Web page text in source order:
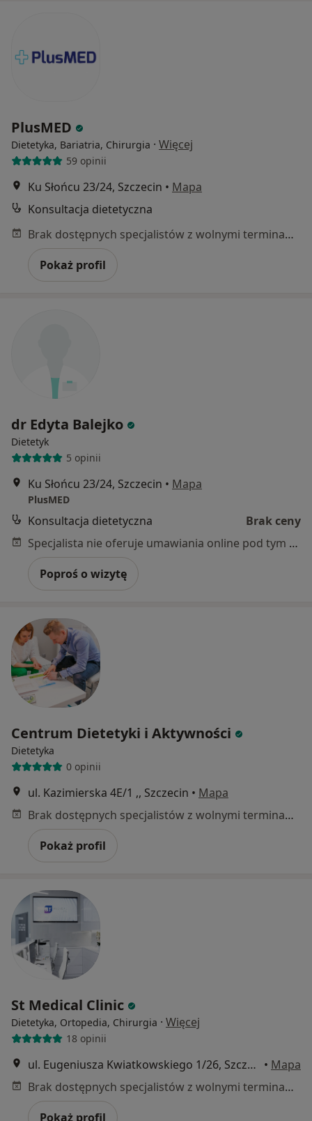
PlusMED
Dietetyka, Bariatria, Chirurgia · Więcej
59 opinii
Ku Słońcu 23/24, Szczecin • Mapa
Konsultacja dietetyczna
Brak dostępnych specjalistów z wolnymi terminami w tym centrum medycznym.
Pokaż profil
dr Edyta Balejko
Dietetyk
5 opinii
Ku Słońcu 23/24, Szczecin • Mapa
PlusMED
Konsultacja dietetyczna
Brak ceny
Specjalista nie oferuje umawiania online pod tym adresem.
Poproś o wizytę
Centrum Dietetyki i Aktywności
Dietetyka
0 opinii
ul. Kazimierska 4E/1 ,, Szczecin • Mapa
Brak dostępnych specjalistów z wolnymi terminami w tym centrum medycznym.
Pokaż profil
St Medical Clinic
Dietetyka, Ortopedia, Chirurgia · Więcej
18 opinii
ul. Eugeniusza Kwiatkowskiego 1/26, Szczecin • Mapa
Brak dostępnych specjalistów z wolnymi terminami w tym centrum medycznym.
Pokaż profil